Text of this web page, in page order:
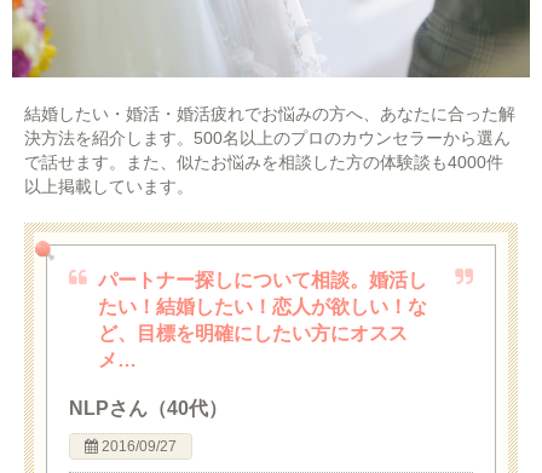
結婚したい・婚活・婚活疲れでお悩みの方へ、あなたに合った解
決方法を紹介します。500名以上のプロのカウンセラーから選ん
で話せます。また、似たお悩みを相談した方の体験談も4000件
以上掲載しています。
パートナー探しについて相談。婚活し
たい！結婚したい！恋人が欲しい！な
ど、目標を明確にしたい方にオスス
メ…
NLPさん（40代）
2016/09/27